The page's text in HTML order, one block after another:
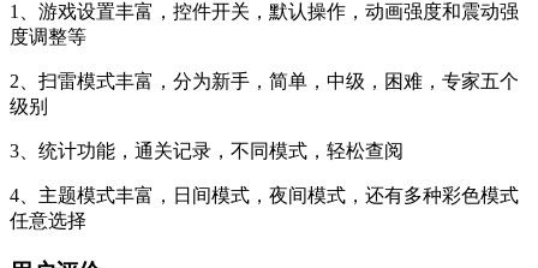
1、游戏设置丰富，控件开关，默认操作，动画强度和震动强
度调整等
2、扫雷模式丰富，分为新手，简单，中级，困难，专家五个
级别
3、统计功能，通关记录，不同模式，轻松查阅
4、主题模式丰富，日间模式，夜间模式，还有多种彩色模式
任意选择